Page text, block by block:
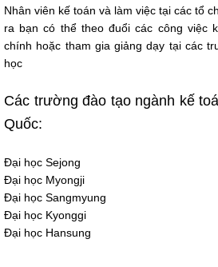
Nhân viên kế toán và làm việc tại các tổ
ra bạn có thể theo đuổi các công việc
chính hoặc tham gia giảng dạy tại các
học
Các trường đào tạo ngành kế
Quốc:
Đại học Sejong
Đại học Myongji
Đại học Sangmyung
Đại học Kyonggi
Đại học Hansung